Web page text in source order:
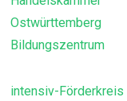
Ostwürttemberg
Bildungszentrum
intensiv-Förderkreis